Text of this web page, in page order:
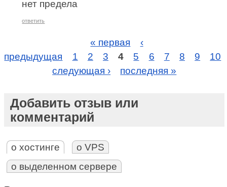
нет предела
ответить
« первая
‹
предыдущая
1 2 3 4 5 6 7 8 9
10
следующая ›
последняя »
Добавить отзыв или
комментарий
о хостинге
о VPS
о выделенном сервере